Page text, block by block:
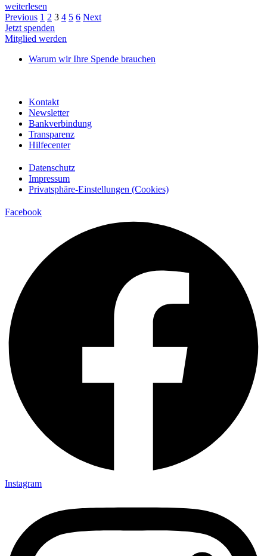
weiterlesen
Previous 1 2 3 4 5 6 Next
Jetzt spenden
Mitglied werden
Warum wir Ihre Spende brauchen
Kontakt
Newsletter
Bankverbindung
Transparenz
Hilfecenter
Datenschutz
Impressum
Privatsphäre-Einstellungen (Cookies)
Facebook
Instagram